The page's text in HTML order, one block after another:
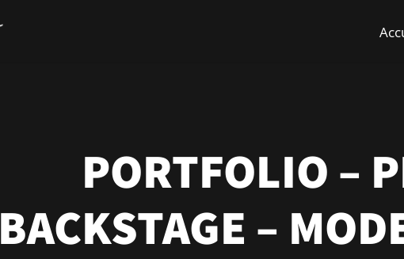
PORTFOLIO –
BACKSTAGE –